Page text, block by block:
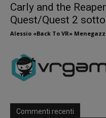
Carly and the
Quest/Quest 2 sotto
Alessio «Back To VR»
Commenti recenti